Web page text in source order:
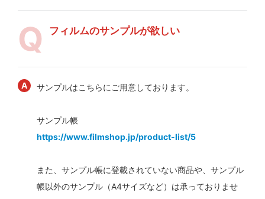
フィルムのサンプルが欲しい
サンプルはこちらにご用意しております。
サンプル帳
https://www.filmshop.jp/product-list/5
また、サンプル帳に登載されていない商品や、サンプル
帳以外のサンプル（A4サイズなど）は承っておりませ